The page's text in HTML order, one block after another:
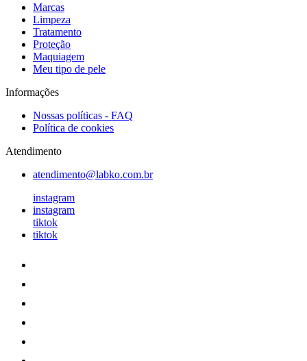
Marcas
Limpeza
Tratamento
Proteção
Maquiagem
Meu tipo de pele
Informações
Nossas políticas - FAQ
Política de cookies
Atendimento
atendimento@labko.com.br
instagram
instagram
tiktok
tiktok